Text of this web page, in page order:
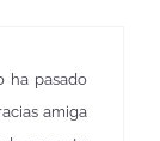
ha pasado
amiga